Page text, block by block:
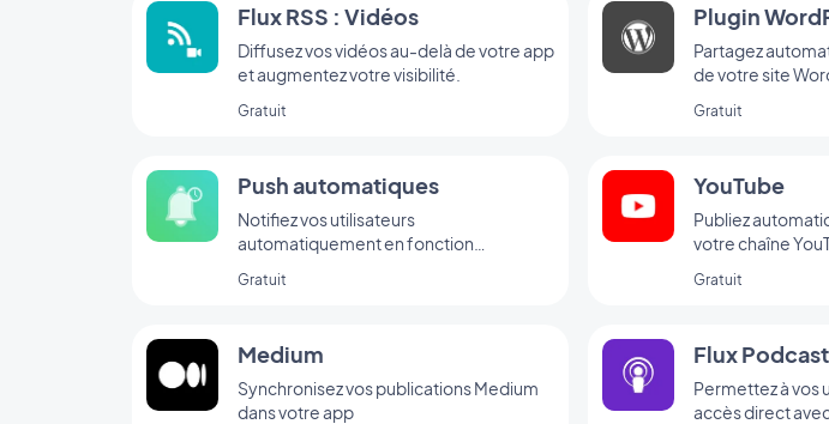
Flux RSS : Vidéos
Diffusez vos vidéos au-delà de votre app
et augmentez votre visibilité.
Gratuit
Plugin
Partagez
de votre site
Wordpress
Gratuit
Push automatiques
Notifiez vos utilisateurs
automatiquement en fonction
Gratuit
YouTube
Publiez
votre chaîne
GoodBarber.
Gratuit
Medium
Synchronisez vos publications Medium
dans votre app
Flux Podcast
Permettez à vos
accès direct